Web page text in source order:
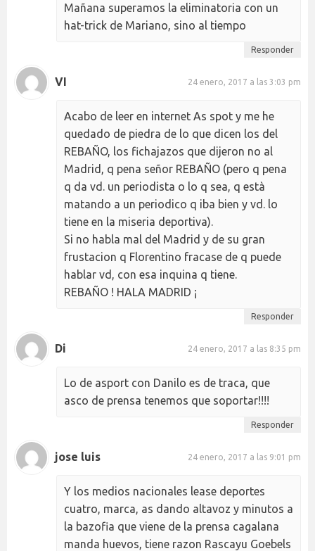
Mañana superamos la eliminatoria con un
hat-trick de Mariano, sino al tiempo
Responder
VI 24 enero, 2017 a las 3:03 pm
Acabo de leer en internet As spot y me he
quedado de piedra de lo que dicen los del
REBAÑO, los fichajazos que dijeron no al
Madrid, q pena señor REBAÑO (pero q pena
q da vd. un periodista o lo q sea, q està
matando a un periodico q iba bien y vd. lo
tiene en la miseria deportiva).
Si no habla mal del Madrid y de su gran
frustacion q Florentino fracase de q puede
hablar vd, con esa inquina q tiene.
REBAÑO ! HALA MADRID ¡
Responder
Di 24 enero, 2017 a las 8:35 pm
Lo de asport con Danilo es de traca, que
asco de prensa tenemos que soportar!!!!
Responder
jose luis 24 enero, 2017 a las 9:01 pm
Y los medios nacionales lease deportes
cuatro, marca, as dando altavoz y minutos a
la bazofia que viene de la prensa cagalana
manda huevos, tiene razon Rascayu Goebels